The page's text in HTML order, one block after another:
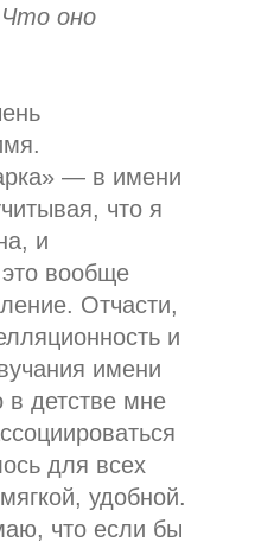
Что оно
— в имени
что я
и
вообще
Отчасти,
и
имени
детстве мне
для всех
удобной.
что если бы